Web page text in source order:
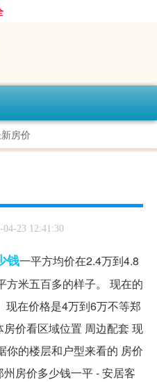
房价
04-23 12:41:30
钱一平方均价在2.4万到4.8
方米五百多的样子。 现在的
现在价格是4万到6万不等郑
价看区域位置 周边配套 现
你的楼层和户型来看的 房价
房价多少钱一平 - 安居客